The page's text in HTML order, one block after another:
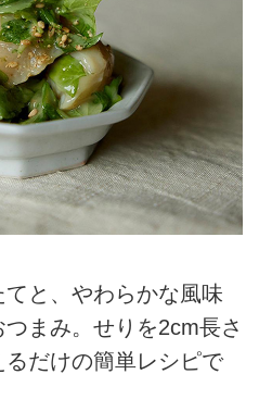
と、やわらかな風味
まみ。せりを2cm長さ
だけの簡単レシピで